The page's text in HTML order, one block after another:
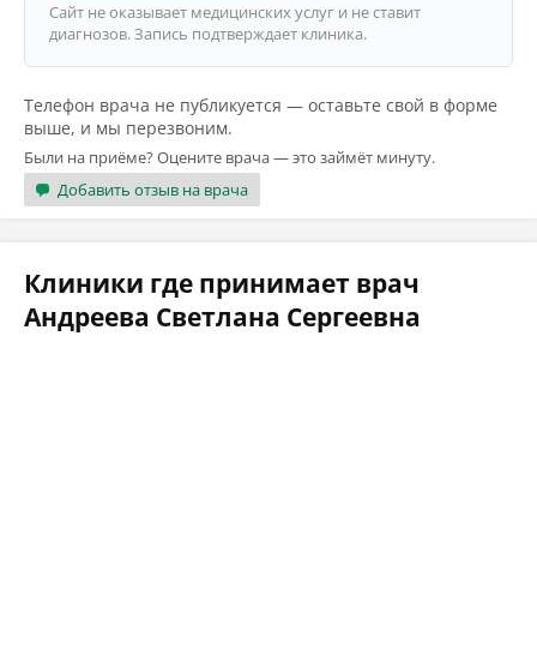
Сайт не оказывает медицинских услуг и не ставит
диагнозов. Запись подтверждает клиника.
Телефон врача не публикуется — оставьте свой в форме
выше, и мы перезвоним.
Были на приёме? Оцените врача — это займёт минуту.
Добавить отзыв на врача
Клиники где принимает врач
Андреева Светлана Сергеевна